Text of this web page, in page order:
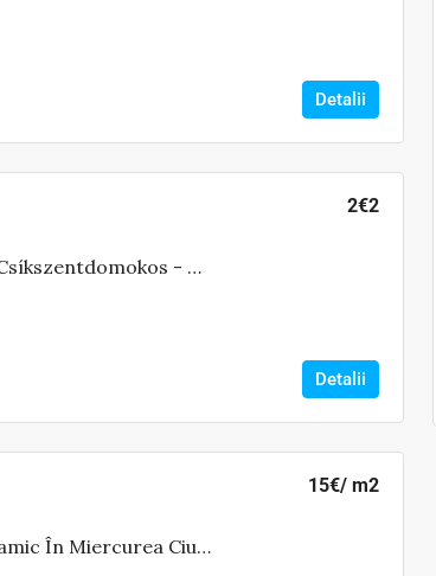
Detalii
De Vânzare Beltelek În Csíkszentdomokos - DE VÂNZARE
2€2
Detalii
Teren Extravilan Panoramic În Miercurea Ciuc - DE VÂNZARE
15€/ m2